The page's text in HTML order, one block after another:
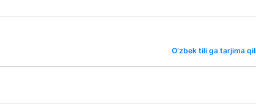
O‘zbek tili ga tarjima